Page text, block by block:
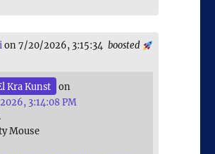
boosted
on 7/20/2026, 3:15:34
Kra Kunst
on
3:14:08 PM
Mouse